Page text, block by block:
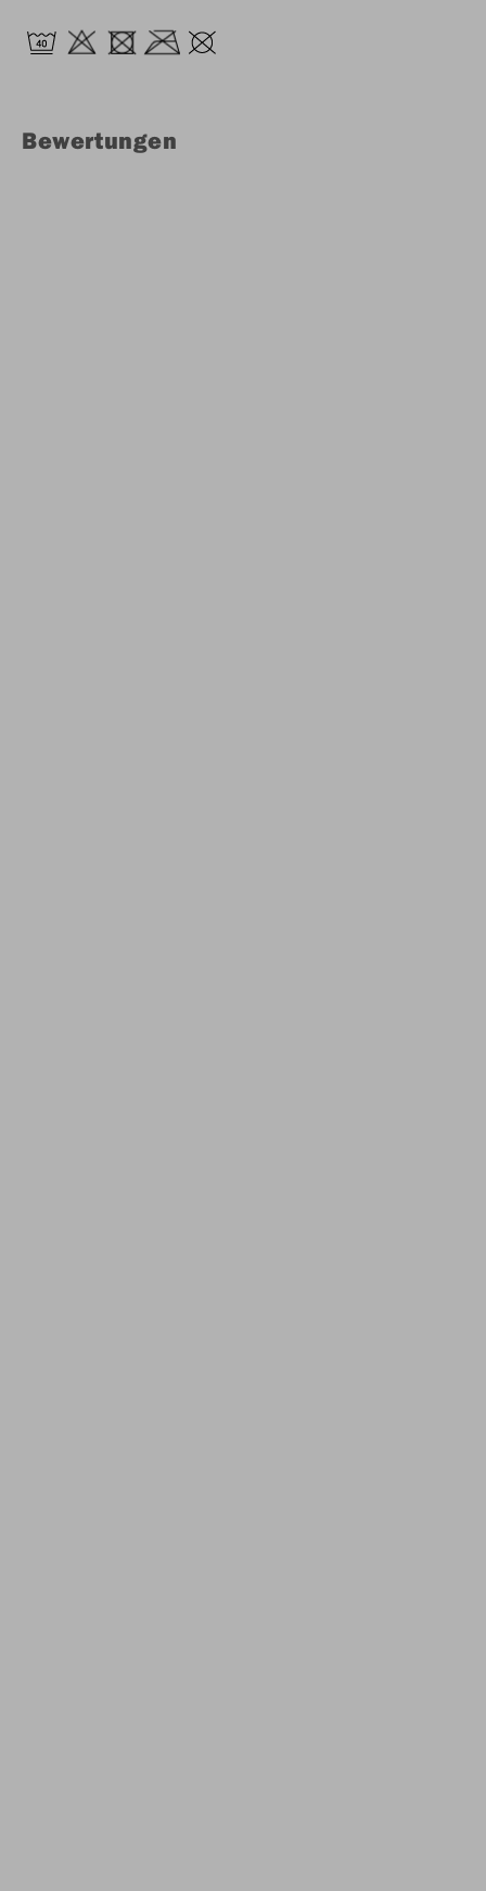
Bewertungen